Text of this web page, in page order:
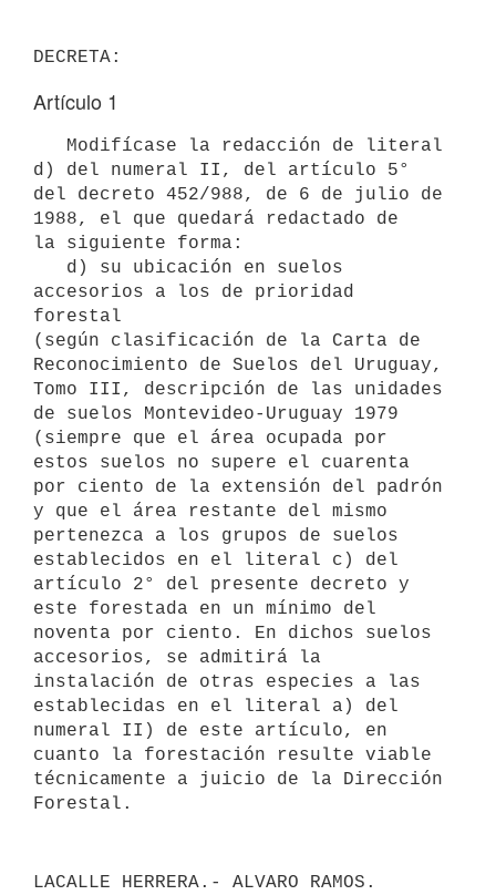
DECRETA:
Artículo 1
d) del numeral II, del artículo 5°
del decreto 452/988, de 6 de julio de
1988, el que quedará redactado de
la siguiente forma:
accesorios a los de prioridad
forestal
(según clasificación de la Carta de
Reconocimiento de Suelos del Uruguay,
Tomo III, descripción de las unidades
de suelos Montevideo-Uruguay 1979
(siempre que el área ocupada por
estos suelos no supere el cuarenta
por ciento de la extensión del padrón
y que el área restante del mismo
pertenezca a los grupos de suelos
establecidos en el literal c) del
artículo 2° del presente decreto y
este forestada en un mínimo del
noventa por ciento. En dichos suelos
accesorios, se admitirá la
instalación de otras especies a las
establecidas en el literal a) del
numeral II) de este artículo, en
cuanto la forestación resulte viable
técnicamente a juicio de la Dirección
Forestal.